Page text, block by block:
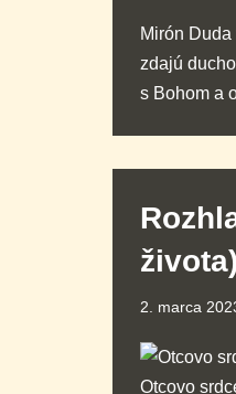
Mirón
zdajú
s Bohom a
života)
2. marca
Otcovo